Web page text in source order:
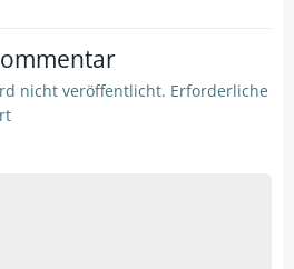
nicht veröffentlicht. Erforderliche